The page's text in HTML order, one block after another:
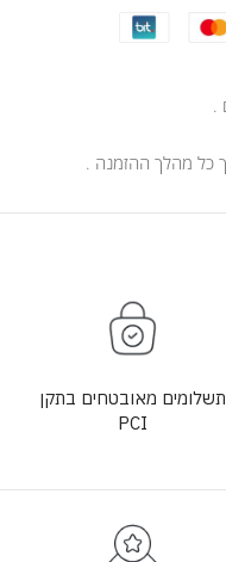
תשלומים מאובטחים בתקן
PCI